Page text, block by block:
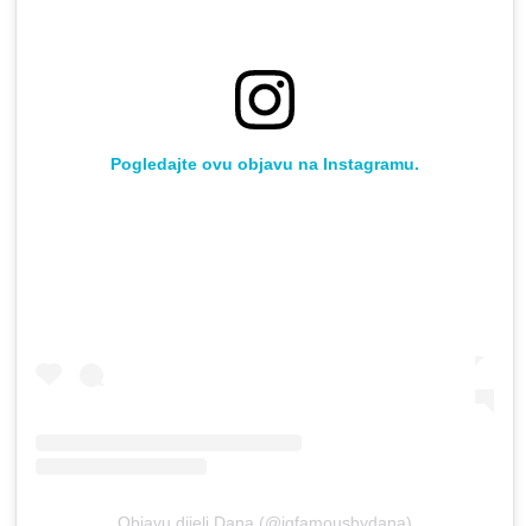
Pogledajte ovu objavu na Instagramu.
Objavu dijeli Dana (@igfamousbydana)